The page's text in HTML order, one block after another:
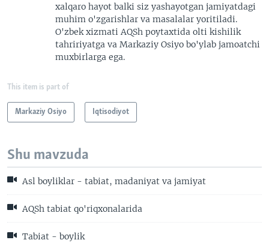
xalqaro hayot balki siz yashayotgan jamiyatdagi
muhim o'zgarishlar va masalalar yoritiladi.
O'zbek xizmati AQSh poytaxtida olti kishilik
tahririyatga va Markaziy Osiyo bo'ylab jamoatchi
muxbirlarga ega.
This item is part of
Markaziy Osiyo Iqtisodiyot
Shu mavzuda
Asl boyliklar - tabiat, madaniyat va jamiyat
AQSh tabiat qo'riqxonalarida
Tabiat - boylik